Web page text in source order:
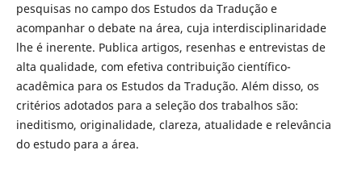
pesquisas no campo dos Estudos da Tradução e
acompanhar o debate na área, cuja interdisciplinaridade
lhe é inerente. Publica artigos, resenhas e entrevistas de
alta qualidade, com efetiva contribuição científico-
acadêmica para os Estudos da Tradução. Além disso, os
critérios adotados para a seleção dos trabalhos são:
ineditismo, originalidade, clareza, atualidade e relevância
do estudo para a área.